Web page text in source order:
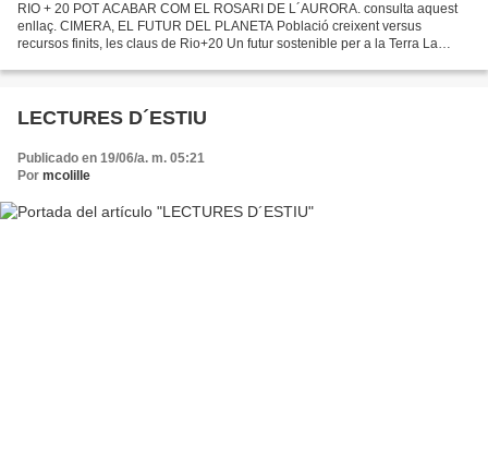
RIO + 20 POT ACABAR COM EL ROSARI DE L´AURORA. consulta aquest
enllaç. CIMERA, EL FUTUR DEL PLANETA Població creixent versus
recursos finits, les claus de Rio+20 Un futur sostenible per a la Terra La
LECTURES D´ESTIU
Publicado en 19/06/a. m. 05:21
Por mcolille